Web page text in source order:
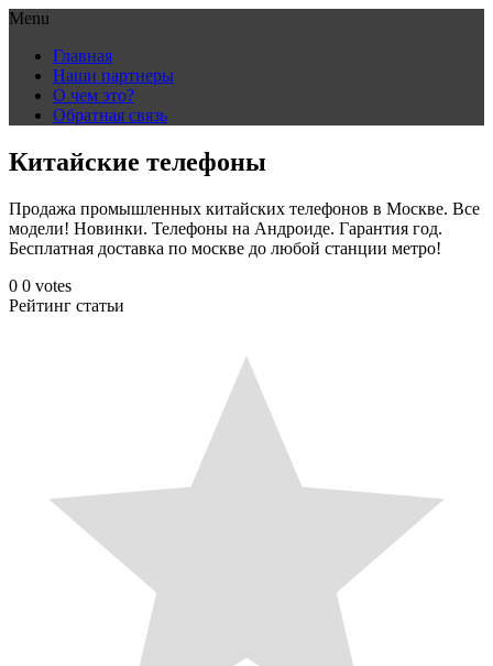
Menu
content
Главная
Наши партнеры
О чем это?
Обратная связь
Китайские телефоны
Продажа промышленных китайских телефонов в Москве. Все
модели! Новинки. Телефоны на Андроиде. Гарантия год.
Бесплатная доставка по москве до любой станции метро!
0 0 votes
Рейтинг статьи